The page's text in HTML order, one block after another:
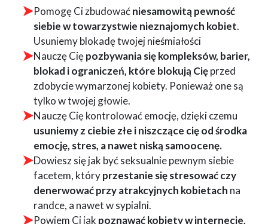
Pomogę Ci zbudowaćniesamowitą pewność
siebie w towarzystwie nieznajomych kobiet.
Usuniemy blokadę twojej nieśmiałości
Nauczę Ciępozbywania się kompleksów, barier,
blokad i ograniczeń, które blokują Cięprzed
zdobycie wymarzonej kobiety. Ponieważ one są
tylko w twojej głowie.
Nauczę Cię kontrolować emocję, dzięki czemu
usuniemy z ciebie złe i niszczące cię od środka
emocję, stres, a nawet niską samoocenę.
Dowiesz się jak być seksualnie pewnym siebie
facetem, któryprzestanie się stresować czy
denerwować przy atrakcyjnych kobietach na
randce, a nawet w sypialni.
Powiem Ci jak poznawać kobiety w internecie,